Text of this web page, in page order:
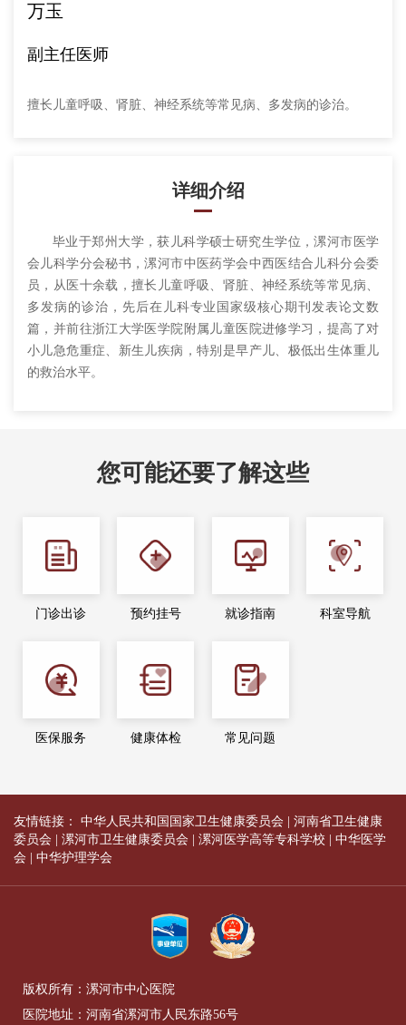
万玉
副主任医师
擅长儿童呼吸、肾脏、神经系统等常见病、多发病的诊治。
详细介绍
毕业于郑州大学，获儿科学硕士研究生学位，漯河市医学
会儿科学分会秘书，漯河市中医药学会中西医结合儿科分会委
员，从医十余载，擅长儿童呼吸、肾脏、神经系统等常见病、
多发病的诊治，先后在儿科专业国家级核心期刊发表论文数
篇，并前往浙江大学医学院附属儿童医院进修学习，提高了对
小儿急危重症、新生儿疾病，特别是早产儿、极低出生体重儿
的救治水平。
您可能还要了解这些
门诊出诊 预约挂号 就诊指南 科室导航
医保服务 健康体检 常见问题
友情链接： 中华人民共和国国家卫生健康委员会
河南省卫生健康
委员会
漯河市卫生健康委员会 漯河医学高等专科学校
中华医学
会
中华护理学会
版权所有：漯河市中心医院
医院地址：河南省漯河市人民东路56号